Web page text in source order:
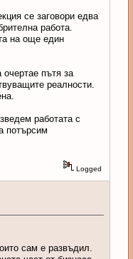
се заговори едва
работа.
на още един
пътя за
реалности.
работата с
потърсим
Logged
сам е развъдил.